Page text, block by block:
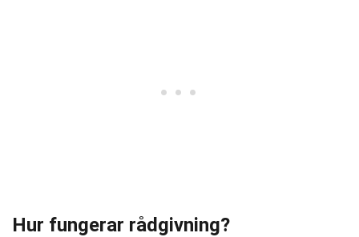
Hur fungerar rådgivning?